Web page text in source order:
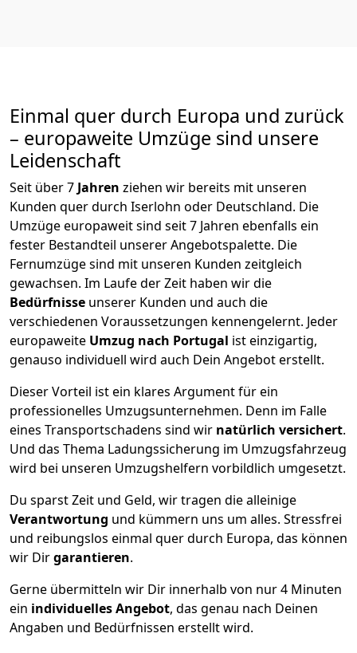
Einmal quer durch Europa und zurück
– europaweite Umzüge sind unsere
Leidenschaft
Seit über7 Jahren ziehen wir bereits mit unseren
Kunden quer durch Iserlohn oder Deutschland. Die
Umzüge europaweit sind seit7 Jahren ebenfalls ein
fester Bestandteil unserer Angebotspalette. Die
Fernumzüge sind mit unseren Kunden zeitgleich
gewachsen. Im Laufe der Zeit haben wir die
Bedürfnisse unserer Kunden und auch die
verschiedenen Voraussetzungen kennengelernt. Jeder
europaweite Umzug nach Portugal ist einzigartig,
genauso individuell wird auch Dein Angebot erstellt.
Dieser Vorteil ist ein klares Argument für ein
professionelles Umzugsunternehmen. Denn im Falle
eines Transportschadens sind wir natürlich versichert.
Und das Thema Ladungssicherung im Umzugsfahrzeug
wird bei unseren Umzugshelfern vorbildlich umgesetzt.
Du sparst Zeit und Geld, wir tragen die alleinige
Verantwortung und kümmern uns um alles. Stressfrei
und reibungslos einmal quer durch Europa, das können
wir Dirgarantieren.
Gerne übermitteln wir Dir innerhalb von nur4 Minuten
ein individuelles Angebot, das genau nach Deinen
Angaben und Bedürfnissen erstellt wird.